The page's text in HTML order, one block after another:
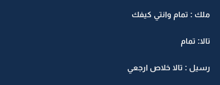
ملك : تمام وانتي كيفك
تالا: تمام
رسيل : تالا خلاص ارجعي